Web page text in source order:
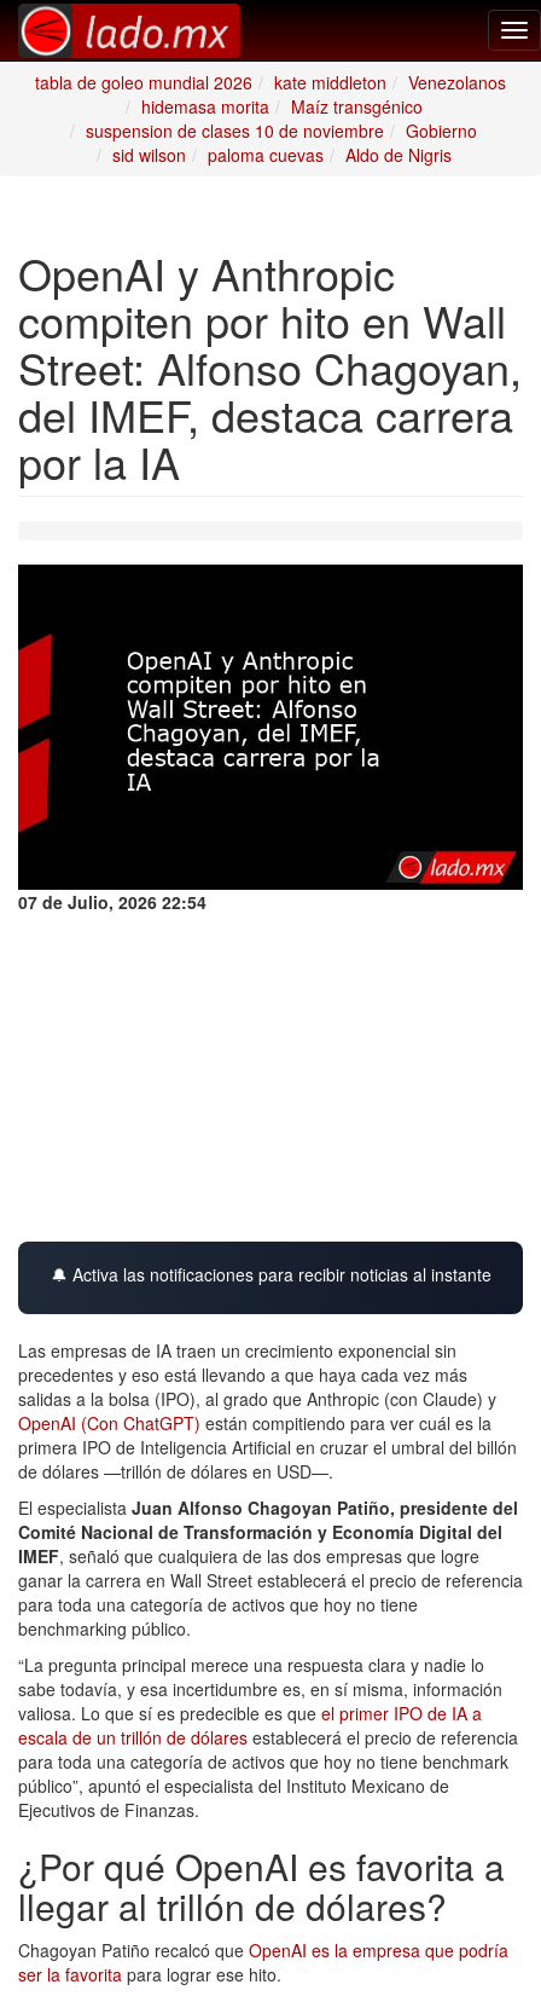
tabla de goleo mundial 2026
kate middleton
Venezolanos
hidemasa morita
Maíz transgénico
suspension de clases 10 de noviembre
Gobierno
sid wilson
paloma cuevas Aldo de Nigris
OpenAI y Anthropic
compiten por hito en Wall
Street: Alfonso Chagoyan,
del IMEF, destaca carrera
por la IA
07 de Julio, 2026 22:54
🔔 Activa las notificaciones para recibir noticias al instante
Las empresas de IA traen un crecimiento exponencial sin
precedentes y eso está llevando a que haya cada vez más
salidas a la bolsa (IPO), al grado que Anthropic (con Claude) y
OpenAI (Con ChatGPT) están compitiendo para ver cuál es la
primera IPO de Inteligencia Artificial en cruzar el umbral del billón
de dólares —trillón de dólares en USD—.
El especialista Juan Alfonso Chagoyan Patiño, presidente del
Comité Nacional de Transformación y Economía Digital del
IMEF, señaló que cualquiera de las dos empresas que logre
ganar la carrera en Wall Street establecerá el precio de referencia
para toda una categoría de activos que hoy no tiene
benchmarking público.
“La pregunta principal merece una respuesta clara y nadie lo
sabe todavía, y esa incertidumbre es, en sí misma, información
valiosa. Lo que sí es predecible es que el primer IPO de IA a
escala de un trillón de dólares establecerá el precio de referencia
para toda una categoría de activos que hoy no tiene benchmark
público”, apuntó el especialista del Instituto Mexicano de
Ejecutivos de Finanzas.
¿Por qué OpenAI es favorita a
llegar al trillón de dólares?
Chagoyan Patiño recalcó que OpenAI es la empresa que podría
ser la favorita para lograr ese hito.